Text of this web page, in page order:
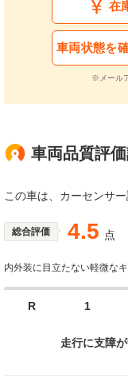
在
車両状態を
※メール
車両品質評
この車は、カーセンサ
総合評価 4.5 点
内外装に目立たない軽微な
R 1
走行に支障